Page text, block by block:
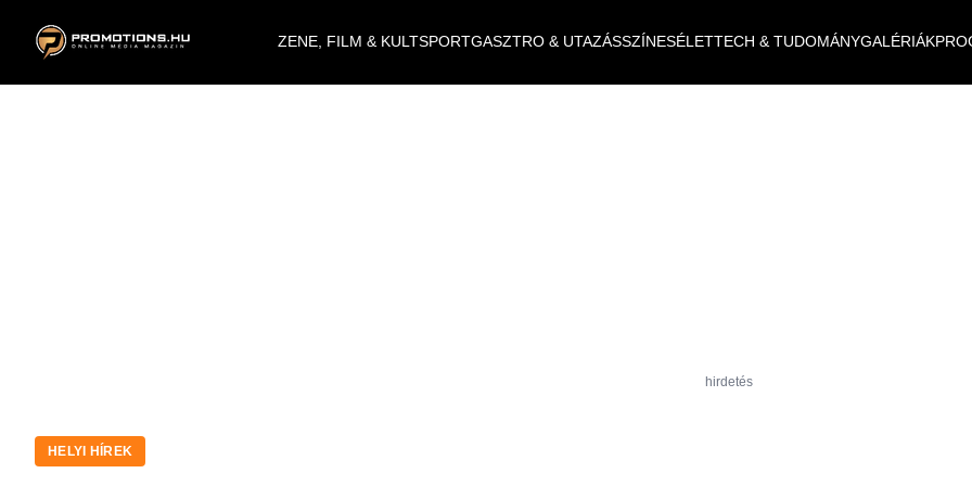
ZENE, FILM & KULTSPORTGASZTRO & UTAZÁSSZÍNESÉLETTECH & TUDOMÁNYGALÉRIÁK
hirdetés
HELYI HÍREK